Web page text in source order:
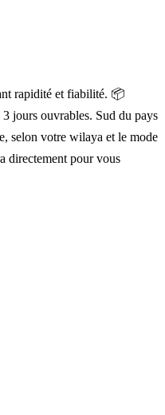
rapidité et fiabilité. 📦
jours ouvrables. Sud du pays
selon votre wilaya et le mode
directement pour vous